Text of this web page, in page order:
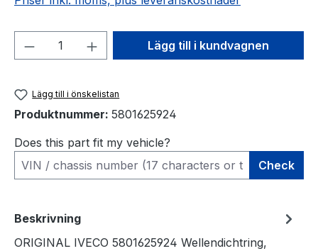
Produktkvantitet: Ange önskat belopp
Lägg till i kundvagnen
Lägg till i önskelistan
Produktnummer: 5801625924
Does this part fit my vehicle?
Check
Beskrivning
ORIGINAL IVECO 5801625924 Wellendichtring,